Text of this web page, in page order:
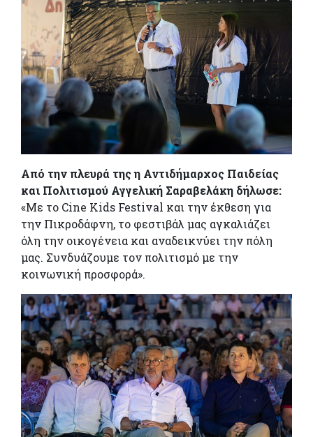
Από την πλευρά της η Αντιδήμαρχος Παιδείας
και Πολιτισμού Αγγελική Σαραβελάκη δήλωσε:
«Με το Cine Kids Festival και την έκθεση για
την Πικροδάφνη, το φεστιβάλ μας αγκαλιάζει
όλη την οικογένεια και αναδεικνύει την πόλη
μας. Συνδυάζουμε τον πολιτισμό με την
κοινωνική προσφορά».